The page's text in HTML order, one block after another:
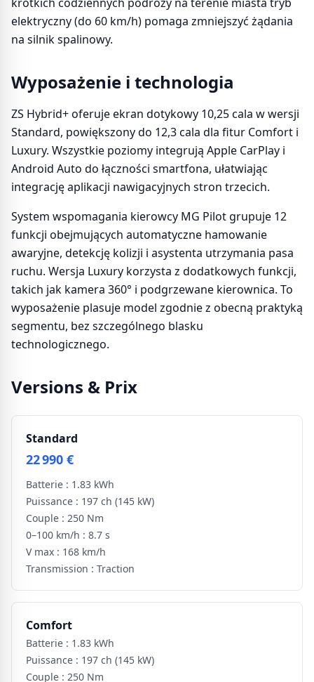
elektryczny (do 60 km/h) pomaga zmniejszyć żądania
na silnik spalinowy.
Wyposażenie i technologia
ZS Hybrid+ oferuje ekran dotykowy 10,25 cala w wersji
Standard, powiększony do 12,3 cala dla fitur Comfort i
Luxury. Wszystkie poziomy integrują Apple CarPlay i
Android Auto do łączności smartfona, ułatwiając
integrację aplikacji nawigacyjnych stron trzecich.
System wspomagania kierowcy MG Pilot grupuje 12
funkcji obejmujących automatyczne hamowanie
awaryjne, detekcję kolizji i asystenta utrzymania pasa
ruchu. Wersja Luxury korzysta z dodatkowych funkcji,
takich jak kamera 360° i podgrzewane kierownica. To
wyposażenie plasuje model zgodnie z obecną praktyką
segmentu, bez szczególnego blasku
technologicznego.
Versions & Prix
Standard
22 990 €
Batterie : 1.83 kWh
Puissance : 197 ch (145 kW)
Couple : 250 Nm
0–100 km/h : 8.7 s
V max : 168 km/h
Transmission : Traction
Comfort
Batterie : 1.83 kWh
Puissance : 197 ch (145 kW)
Couple : 250 Nm